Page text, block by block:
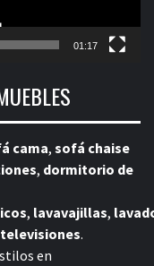
01:17
cama, sofá chaise
, dormitorio de
, lavavajillas,
televisiones.
en